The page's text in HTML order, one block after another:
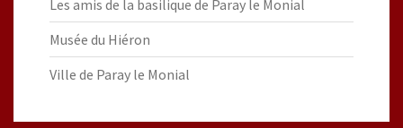
Les amis de la basilique de Paray le Monial
Musée du Hiéron
Ville de Paray le Monial